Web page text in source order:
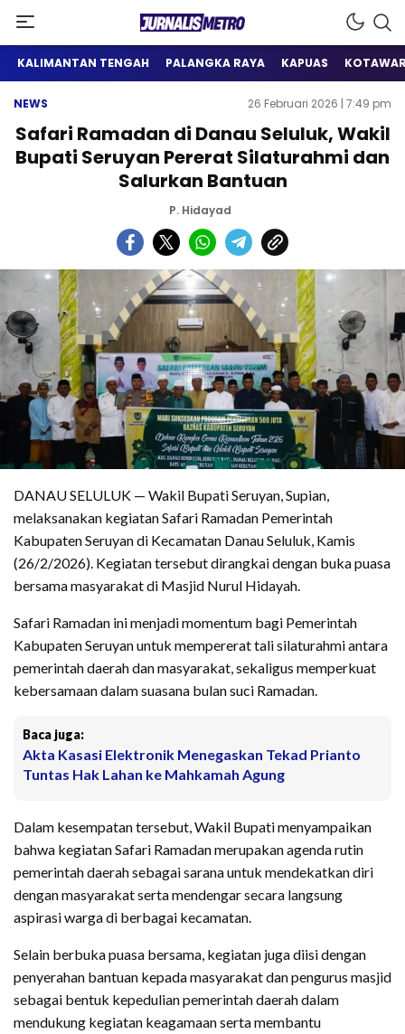
Jurnalis Metro
Satu Wadah Informasi
KALIMANTAN TENGAH PALANGKA RAYA KAPUAS
NEWS 26 Februari 2026 | 7:49 pm
Safari Ramadan di Danau Seluluk, Wakil
Bupati Seruyan Pererat Silaturahmi dan
Salurkan Bantuan
P. Hidayad
DANAU SELULUK — Wakil Bupati Seruyan, Supian,
melaksanakan kegiatan Safari Ramadan Pemerintah
Kabupaten Seruyan di Kecamatan Danau Seluluk, Kamis
(26/2/2026). Kegiatan tersebut dirangkai dengan buka puasa
bersama masyarakat di Masjid Nurul Hidayah.
Safari Ramadan ini menjadi momentum bagi Pemerintah
Kabupaten Seruyan untuk mempererat tali silaturahmi antara
pemerintah daerah dan masyarakat, sekaligus memperkuat
kebersamaan dalam suasana bulan suci Ramadan.
Baca juga:
Akta Kasasi Elektronik Menegaskan Tekad Prianto
Tuntas Hak Lahan ke Mahkamah Agung
Dalam kesempatan tersebut, Wakil Bupati menyampaikan
bahwa kegiatan Safari Ramadan merupakan agenda rutin
pemerintah daerah sebagai sarana untuk mendekatkan diri
dengan masyarakat serta mendengar secara langsung
aspirasi warga di berbagai kecamatan.
Selain berbuka puasa bersama, kegiatan juga diisi dengan
penyerahan bantuan kepada masyarakat dan pengurus masjid
sebagai bentuk kepedulian pemerintah daerah dalam
mendukung kegiatan keagamaan serta membantu